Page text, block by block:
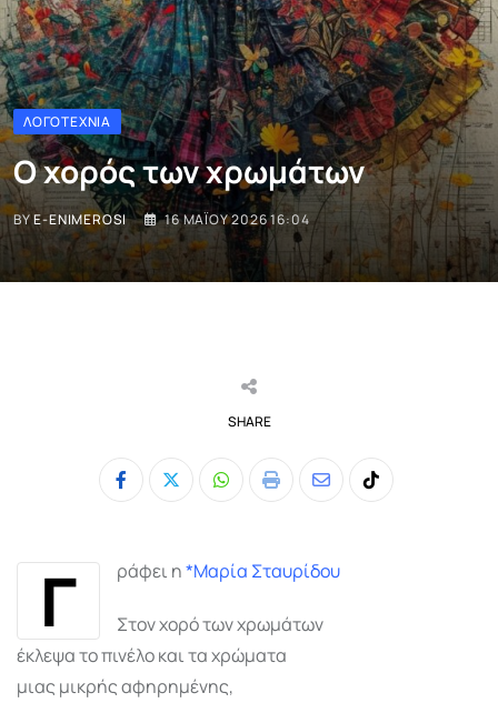
ΛΟΓΟΤΕΧΝΊΑ
Ο χορός των χρωμάτων
BYE-ENIMEROSI 16 ΜΑΪ́ΟΥ 2026 16:04
SHARE
Whatsapp
Print
ShareTiktok
Γ ράφει η*Μαρία Σταυρίδου
Στον χορό των χρωμάτων
έκλεψα το πινέλο και τα χρώματα
μιας μικρής αφηρημένης,